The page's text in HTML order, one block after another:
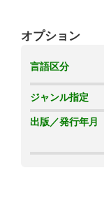
オプション
言語区分
ジャンル指定
出版／発行年月